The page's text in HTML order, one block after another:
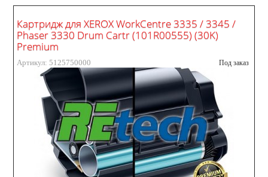
Картридж для XEROX WorkCentre 3335 / 3345 /
Phaser 3330 Drum Cartr (101R00555) (30K)
Premium
Артикул: 5125750000 Под заказ